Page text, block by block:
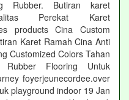
Rubber. Butiran karet
Perekat Karet
products Cina Custom
Karet Ramah Cina Anti
Customized Colors Tahan
Rubber Flooring Untuk
foyerjeunecordee.over
playground indoor 19 Jan